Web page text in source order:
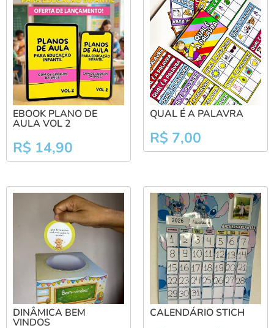
EBOOK PLANO DE
AULA VOL 2
R$ 14,90
QUAL É A PALAVRA
R$ 7,00
DINÂMICA BEM
VINDOS
CALENDÁRIO STICH